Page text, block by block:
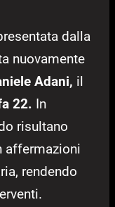
dalla
nuovamente
Adani, il
22. In
risultano
affermazioni
rendendo